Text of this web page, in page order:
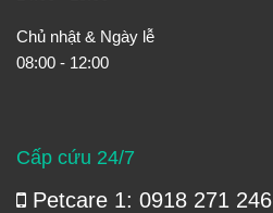
Chủ nhật & Ngày lễ
08:00 - 12:00
Cấp cứu 24/7
Petcare 1: 0918 271 246